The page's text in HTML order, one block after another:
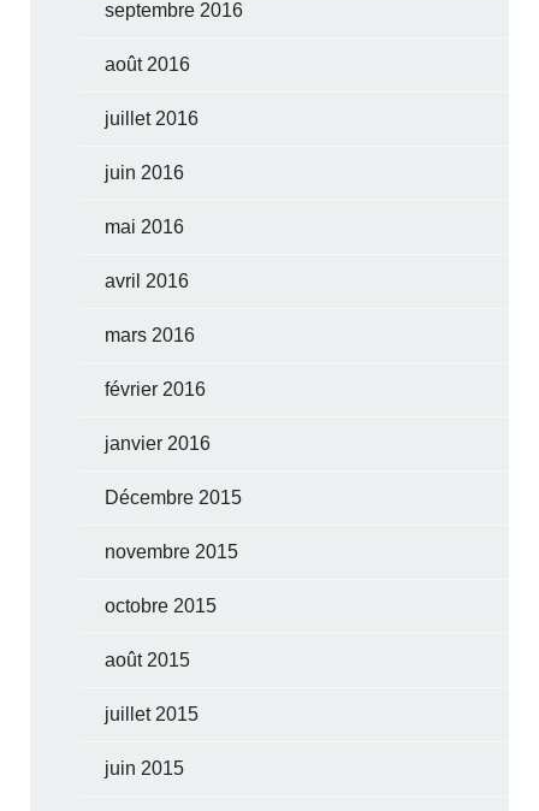
septembre 2016
août 2016
juillet 2016
juin 2016
mai 2016
avril 2016
mars 2016
février 2016
janvier 2016
Décembre 2015
novembre 2015
octobre 2015
août 2015
juillet 2015
juin 2015